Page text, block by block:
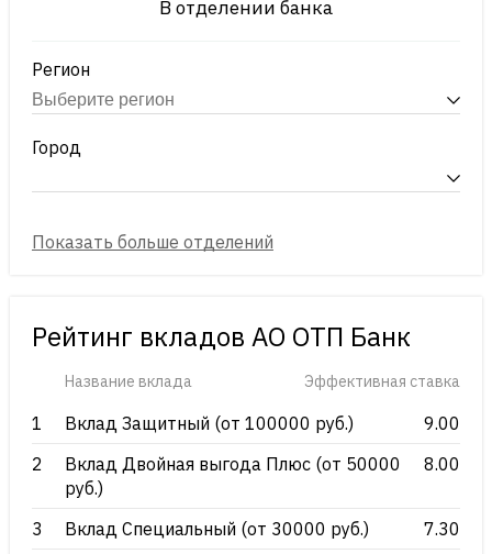
В отделении банка
Регион
Город
Рейтинг вкладов АО ОТП Банк
Название вклада Эффективная ставка
1 Вклад Защитный (от 100000 руб.)
9.00
2
Вклад Двойная выгода Плюс (от 50000
руб.)
8.00
3 Вклад Специальный (от 30000 руб.)
7.30